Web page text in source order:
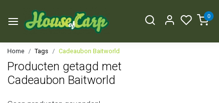
0
Home Tags Cadeaubon Baitworld
Producten getagd met
Cadeaubon Baitworld